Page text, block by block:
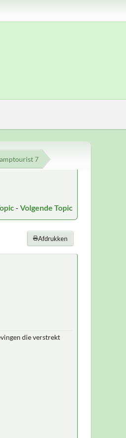
7
- Volgende Topic
Afdrukken
die verstrekt